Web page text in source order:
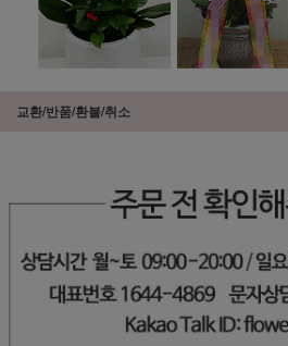
교환/반품/환불/취소